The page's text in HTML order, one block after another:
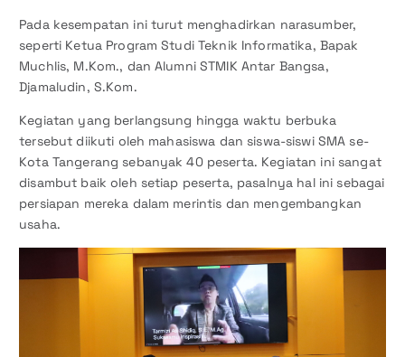
Pada kesempatan ini turut menghadirkan narasumber,
seperti Ketua Program Studi Teknik Informatika, Bapak
Muchlis, M.Kom., dan Alumni STMIK Antar Bangsa,
Djamaludin, S.Kom.
Kegiatan yang berlangsung hingga waktu berbuka
tersebut diikuti oleh mahasiswa dan siswa-siswi SMA se-
Kota Tangerang sebanyak 40 peserta. Kegiatan ini sangat
disambut baik oleh setiap peserta, pasalnya hal ini sebagai
persiapan mereka dalam merintis dan mengembangkan
usaha.